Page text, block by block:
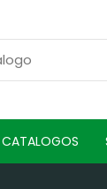
CATALOGOS